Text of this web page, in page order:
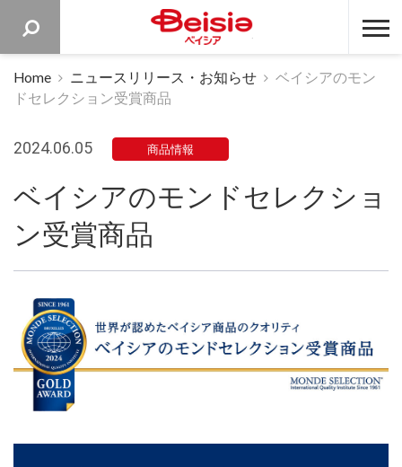
ベイシア
Home ニュースリリース・お知らせ
ベイシアのモン
ドセレクション受賞商品
2024.06.05 商品情報
ベイシアのモンドセレクショ
ン受賞商品